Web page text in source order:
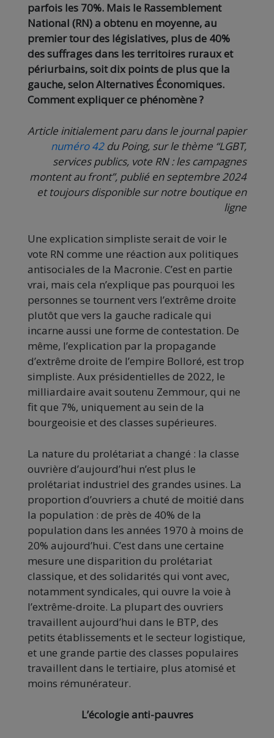
parfois les 70%. Mais le Rassemblement
National (RN) a obtenu en moyenne, au
premier tour des législatives, plus de 40%
des suffrages dans les territoires ruraux et
périurbains, soit dix points de plus que la
gauche, selon Alternatives Économiques.
Comment expliquer ce phénomène ?
Article initialement paru dans le journal papier
numéro 42du Poing, sur le thème “LGBT,
services publics, vote RN : les campagnes
montent au front”, publié en septembre 2024
et toujours disponible sur notre boutique en
ligne
Une explication simpliste serait de voir le
vote RN comme une réaction aux politiques
antisociales de la Macronie. C’est en partie
vrai, mais cela n’explique pas pourquoi les
personnes se tournent vers l’extrême droite
plutôt que vers la gauche radicale qui
incarne aussi une forme de contestation. De
même, l’explication par la propagande
d’extrême droite de l’empire Bolloré, est trop
simpliste. Aux présidentielles de 2022, le
milliardaire avait soutenu Zemmour, qui ne
fit que 7%, uniquement au sein de la
bourgeoisie et des classes supérieures.
La nature du prolétariat a changé : la classe
ouvrière d’aujourd’hui n’est plus le
prolétariat industriel des grandes usines. La
proportion d’ouvriers a chuté de moitié dans
la population : de près de 40% de la
population dans les années 1970 à moins de
20% aujourd’hui. C’est dans une certaine
mesure une disparition du prolétariat
classique, et des solidarités qui vont avec,
notamment syndicales, qui ouvre la voie à
l’extrême-droite. La plupart des ouvriers
travaillent aujourd’hui dans le BTP, des
petits établissements et le secteur logistique,
et une grande partie des classes populaires
travaillent dans le tertiaire, plus atomisé et
moins rémunérateur.
L’écologie anti-pauvres